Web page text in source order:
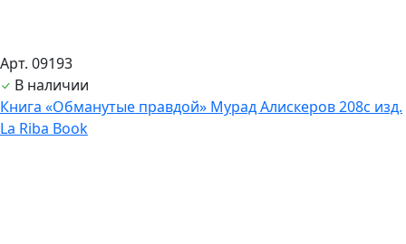
Арт. 09193
В наличии
Книга «Обманутые правдой» Мурад Алискеров 208с изд.
La Riba Book